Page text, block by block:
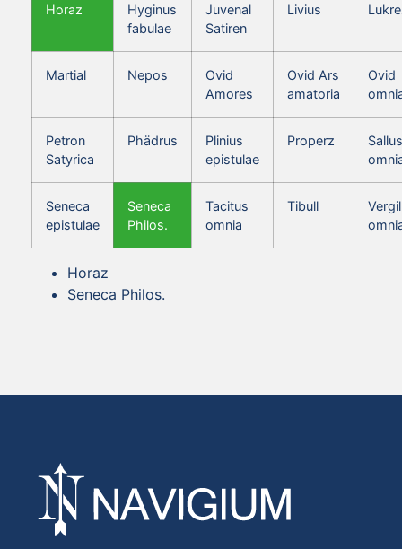
Horaz
Hyginus
fabulae
Juvenal
Satiren
Livius
Martial Nepos
Ovid
Amores
Ovid Ars
amatoria
Ovid
Petron
Satyrica
Phädrus
Plinius
epistulae
Properz
Seneca
epistulae
Seneca
Philos.
Tacitus
omnia
Tibull
Vergil
Horaz
Seneca Philos.